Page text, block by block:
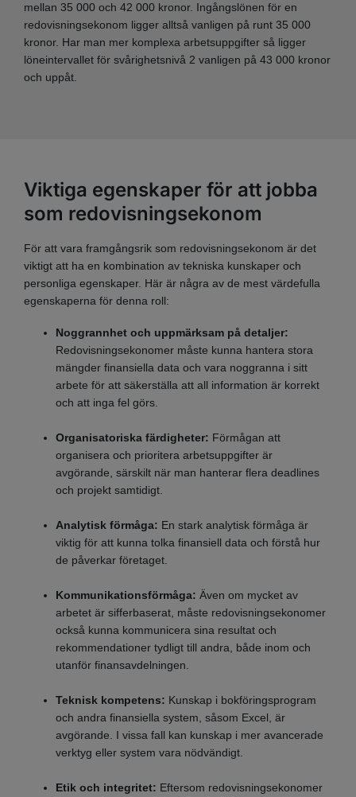
mellan 35 000 och 42 000 kronor. Ingångslönen för en
redovisningsekonom ligger alltså vanligen på runt 35 000
kronor. Har man mer komplexa arbetsuppgifter så ligger
löneintervallet för svårighetsnivå 2 vanligen på 43 000 kronor
och uppåt.
Viktiga egenskaper för att jobba
som redovisningsekonom
För att vara framgångsrik som redovisningsekonom är det
viktigt att ha en kombination av tekniska kunskaper och
personliga egenskaper. Här är några av de mest värdefulla
egenskaperna för denna roll:
Noggrannhet och uppmärksam på detaljer:
Redovisningsekonomer måste kunna hantera stora
mängder finansiella data och vara noggranna i sitt
arbete för att säkerställa att all information är korrekt
och att inga fel görs.
Organisatoriska färdigheter: Förmågan att
organisera och prioritera arbetsuppgifter är
avgörande, särskilt när man hanterar flera deadlines
och projekt samtidigt.
Analytisk förmåga: En stark analytisk förmåga är
viktig för att kunna tolka finansiell data och förstå hur
de påverkar företaget.
Kommunikationsförmåga: Även om mycket av
arbetet är sifferbaserat, måste redovisningsekonomer
också kunna kommunicera sina resultat och
rekommendationer tydligt till andra, både inom och
utanför finansavdelningen.
Teknisk kompetens: Kunskap i bokföringsprogram
och andra finansiella system, såsom Excel, är
avgörande. I vissa fall kan kunskap i mer avancerade
verktyg eller system vara nödvändigt.
Etik och integritet: Eftersom redovisningsekonomer